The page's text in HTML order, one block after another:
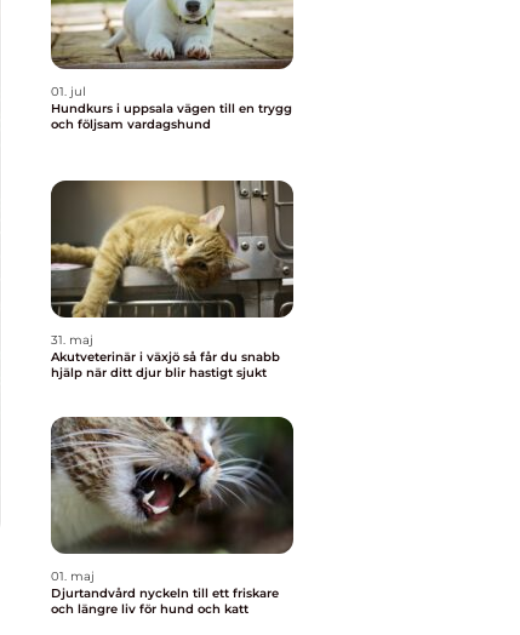
01. jul
Hundkurs i uppsala vägen till en trygg
och följsam vardagshund
31. maj
Akutveterinär i växjö så får du snabb
hjälp när ditt djur blir hastigt sjukt
01. maj
Djurtandvård nyckeln till ett friskare
och längre liv för hund och katt